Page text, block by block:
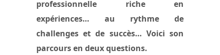
professionnelle riche en
expériences… au rythme de
challenges et de succès… Voici son
parcours en deux questions.